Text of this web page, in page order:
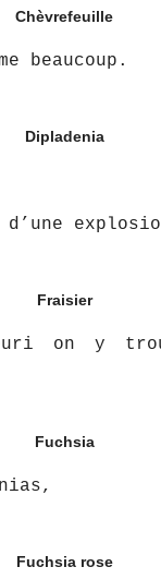
Chèvrefeuille
beaucoup.
Dipladenia
Fraisier
on y
Fuchsia
Fuchsia rose